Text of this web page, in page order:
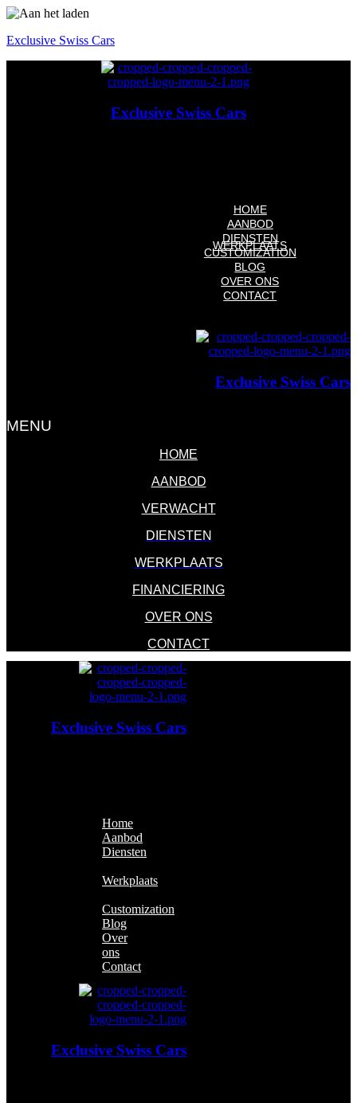
Exclusive Swiss Cars
Exclusive Swiss Cars
HOME
AANBOD
DIENSTEN
Financiering
WERKPLAATS
Aflevering
CUSTOMIZATION
BLOG
OVER ONS
CONTACT
Exclusive Swiss Cars
MENU
HOME
AANBOD
VERWACHT
DIENSTEN
WERKPLAATS
FINANCIERING
OVER ONS
CONTACT
Exclusive Swiss Cars
Home
Aanbod
Diensten
Werkplaats
Customization
Blog
Over
ons
Contact
Exclusive Swiss Cars